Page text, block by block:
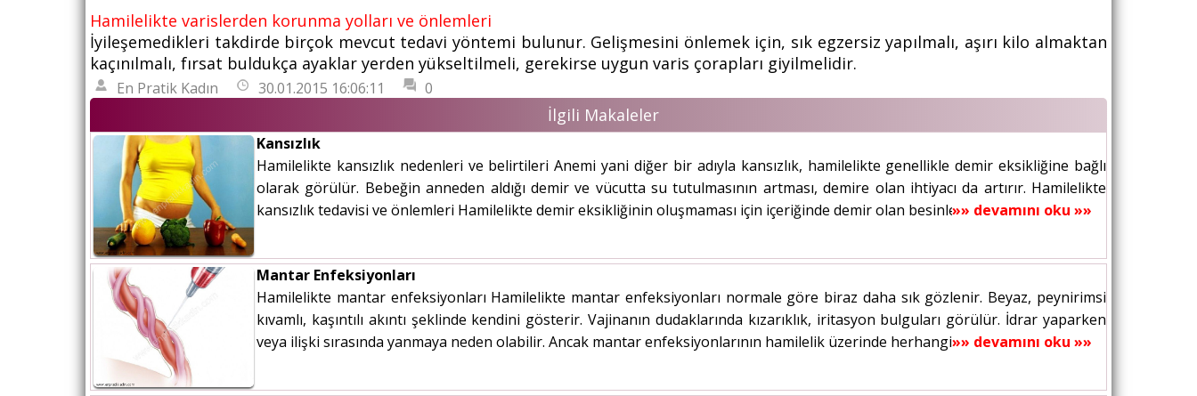
Hamilelikte varislerden korunma yolları ve önlemleri
İyileşemedikleri takdirde birçok mevcut tedavi yöntemi bulunur. Gelişmesini önlemek için, sık egzersiz yapılmalı, aşırı kilo almaktan
kaçınılmalı, fırsat buldukça ayaklar yerden yükseltilmeli, gerekirse uygun varis çorapları giyilmelidir.
En Pratik Kadın 30.01.2015 16:06:11 0
İlgili Makaleler
Kansızlık
Hamilelikte kansızlık nedenleri ve belirtileri Anemi yani diğer bir adıyla kansızlık, hamilelikte genellikle demir eksikliğine bağlı
olarak görülür. Bebeğin anneden aldığı demir ve vücutta su tutulmasının artması, demire olan ihtiyacı da artırır. Hamilelikte
kansızlık tedavisi ve önlemleri Hamilelikte demir eksikliğinin oluşmaması için içeriğinde demir olan besinler almaya...»» devamını oku »»
Mantar Enfeksiyonları
Hamilelikte mantar enfeksiyonları Hamilelikte mantar enfeksiyonları normale göre biraz daha sık gözlenir. Beyaz, peynirimsi
kıvamlı, kaşıntılı akıntı şeklinde kendini gösterir. Vajinanın dudaklarında kızarıklık, iritasyon bulguları görülür. İdrar yaparken
veya ilişki sırasında yanmaya neden olabilir. Ancak mantar enfeksiyonlarının hamilelik üzerinde herhangi bir olumsuz...
»» devamını oku »»